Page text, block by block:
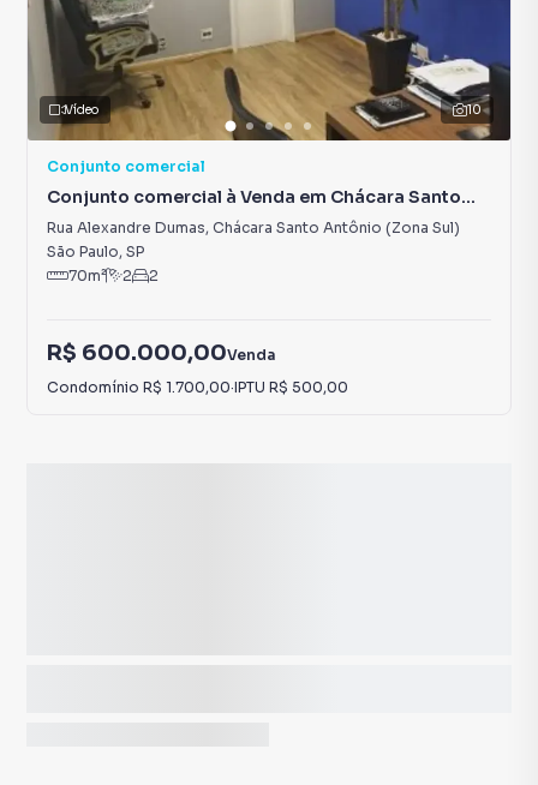
10
Vídeo
Conjunto comercial
Conjunto comercial à Venda em Chácara Santo
Antônio (Zona Sul)
Rua Alexandre Dumas, Chácara Santo Antônio (Zona Sul)
São Paulo, SP
70m² 2 2
R$ 600.000,00Venda
Condomínio R$ 1.700,00·IPTU R$ 500,00